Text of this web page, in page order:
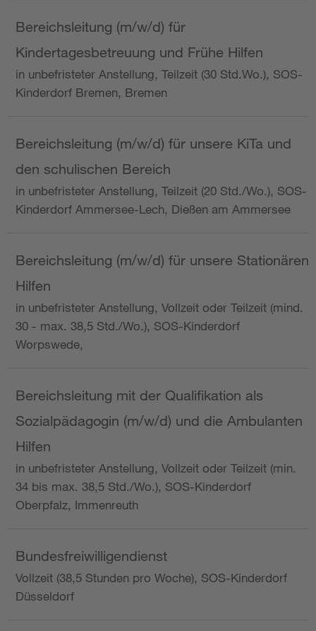
Bereichsleitung (m/w/d) für
Kindertagesbetreuung und Frühe Hilfen
in unbefristeter Anstellung, Teilzeit (30 Std.Wo.), SOS-
Kinderdorf Bremen, Bremen
Bereichsleitung (m/w/d) für unsere KiTa und
den schulischen Bereich
in unbefristeter Anstellung, Teilzeit (20 Std./Wo.), SOS-
Kinderdorf Ammersee-Lech, Dießen am Ammersee
Bereichsleitung (m/w/d) für unsere Stationären
Hilfen
in unbefristeter Anstellung, Vollzeit oder Teilzeit (mind.
30 - max. 38,5 Std./Wo.), SOS-Kinderdorf
Worpswede,
Bereichsleitung mit der Qualifikation als
Sozialpädagogin (m/w/d) und die Ambulanten
Hilfen
in unbefristeter Anstellung, Vollzeit oder Teilzeit (min.
34 bis max. 38,5 Std./Wo.), SOS-Kinderdorf
Oberpfalz, Immenreuth
Bundesfreiwilligendienst
Vollzeit (38,5 Stunden pro Woche), SOS-Kinderdorf
Düsseldorf